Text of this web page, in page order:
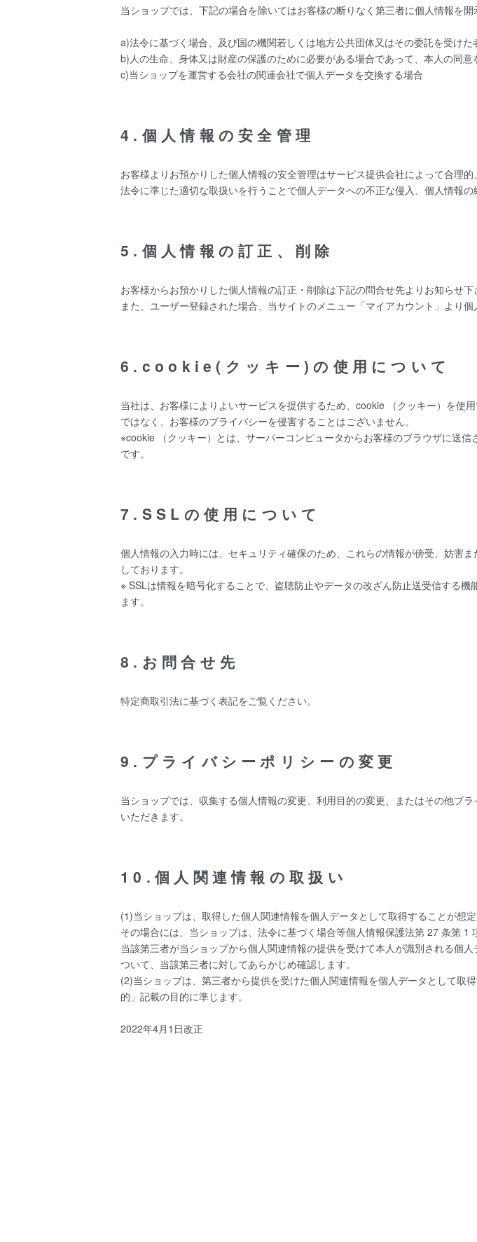
当ショップでは、下記の場合を除いてはお客様の断りなく第三者に個人情報を開
a)法令に基づく場合、及び国の機関若しくは地方公共団体又はその委託を受け
b)人の生命、身体又は財産の保護のために必要がある場合であって、本人の同
c)当ショップを運営する会社の関連会社で個人データを交換する場合
4.個人情報の安全管理
お客様よりお預かりした個人情報の安全管理はサービス提供会社によって合理
法令に準じた適切な取扱いを行うことで個人データへの不正な侵入、個人情報
5.個人情報の訂正、削除
お客様からお預かりした個人情報の訂正・削除は下記の問合せ先よりお知らせ下
また、ユーザー登録された場合、当サイトのメニュー「マイアカウント」より個
6.cookie(クッキー)の使用について
当社は、お客様によりよいサービスを提供するため、cookie （クッキー）を使
ではなく、お客様のプライバシーを侵害することはございません。
※cookie （クッキー）とは、サーバーコンピュータからお客様のブラウザに送
です。
7.SSLの使用について
個人情報の入力時には、セキュリティ確保のため、これらの情報が傍受、妨害
しております。
※ SSLは情報を暗号化することで、盗聴防止やデータの改ざん防止送受信する
ます。
8.お問合せ先
特定商取引法に基づく表記をご覧ください。
9.プライバシーポリシーの変更
当ショップでは、収集する個人情報の変更、利用目的の変更、またはその他プ
いただきます。
10.個人関連情報の取扱い
(1)当ショップは、取得した個人関連情報を個人データとして取得することが想
その場合には、当ショップは、法令に基づく場合等個人情報保護法第 27 条第 1
当該第三者が当ショップから個人関連情報の提供を受けて本人が識別される個
ついて、当該第三者に対してあらかじめ確認します。
(2)当ショップは、第三者から提供を受けた個人関連情報を個人データとして取
的」記載の目的に準じます。
2022年4月1日改正